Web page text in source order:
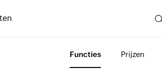
Functies Prijzen